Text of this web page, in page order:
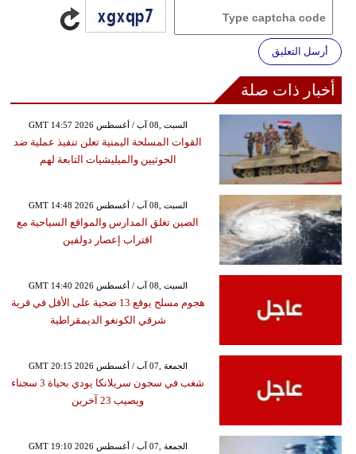
أرسل التعليق
أخبار ذات صلة
GMT 14:57 2026 السبت ,08 آب / أغسطس
القوات المسلحة اليمنية تعلن تنفيذ عملية ضد
الحوثيين والميليشيات التابعة لهم
GMT 14:48 2026 السبت ,08 آب / أغسطس
الصين تغلق المدارس والمواقع السياحية مع
اقتراب إعصار دولفين
GMT 14:40 2026 السبت ,08 آب / أغسطس
هجوم مسلح يوقع 13 ضحية على الأقل في قرية
شرقي الكونغو الديمقراطية
GMT 20:15 2026 الجمعة ,07 آب / أغسطس
شغب في سجون سريلانكا يودي بحياة 3 سجناء
ويصيب 23 آخرين
GMT 19:10 2026 الجمعة ,07 آب / أغسطس